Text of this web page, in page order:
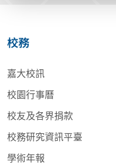
校務
嘉大校訊
校園行事曆
校友及各界捐款
校務研究資訊平臺
學術年報